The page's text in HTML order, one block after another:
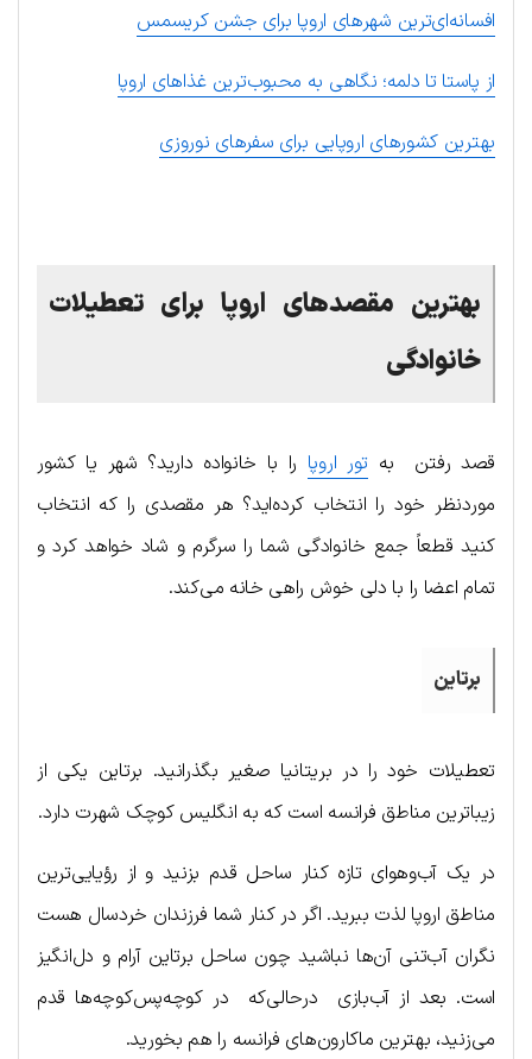
افسانه‌ای‌ترین شهرهای اروپا برای جشن کریسمس
از پاستا تا دلمه؛ نگاهی به محبوب‌ترین غذاهای اروپا
بهترین کشورهای اروپایی برای سفرهای نوروزی
بهترین مقصدهای اروپا برای تعطیلات
خانوادگی
قصد رفتن به تور اروپا را با خانواده دارید؟ شهر یا کشور
موردنظر خود را انتخاب کرده‌اید؟ هر مقصدی را که انتخاب
کنید قطعاً جمع خانوادگی شما را سرگرم و شاد خواهد کرد و
تمام اعضا را با دلی خوش ‌راهی خانه می‌کند.
برتاین
تعطیلات خود را در بریتانیا صغیر بگذرانید. برتاین یکی از
زیباترین مناطق فرانسه است که به انگلیس کوچک شهرت دارد.
در یک آب‌وهوای تازه کنار ساحل قدم بزنید و از رؤیایی‌ترین
مناطق اروپا لذت ببرید. اگر در کنار شما فرزندان خردسال هست
نگران آب‌تنی آن‌ها نباشید چون ساحل برتاین آرام و دل‌انگیز
است. بعد از آب‌بازی درحالی‌که در کوچه‌پس‌کوچه‌ها قدم
می‌زنید، بهترین ماکارون‌های فرانسه را هم بخورید.